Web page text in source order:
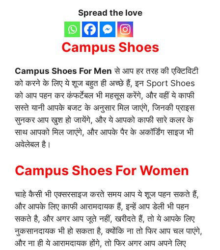
Spread the love
Campus Shoes
Campus Shoes For Men से आप हर तरह की एक्टिविटी
को करने के लिए ये शूज बहुत ही अच्छे हैं, इन Sport Shoes
को आप पहन कर कंफर्टेबल भी महसूस करेंगे, और वहीं ये काफी
सस्ते यानी आपके बजट के अनुसार मिल जाएंगे, जिनकी प्राइस
सुनकर आप खुश हो जायेंगे, और ये आपको काफी सारे कलर के
साथ आपको मिल जाएंगे, और आपके पैर के अकॉर्डिंग साइज भी
अवेलेबल है।
Campus Shoes ForWomen
चाहे कैसी भी एक्सरसाइज करते समय आप ये शूज पहन सकते हैं,
और आपके लिए काफी आरामदायक हैं, इन्हें आप डेली भी पहन
सकते है, और अगर आप जूते नहीं, खरीदते हैं, तो ये आपके लिए
नुकसानदायक भी हो सकता है, क्योंकि ना तो फिर आप चल पाएंगे,
और ना ही ये आरामदायक होंगे, तो फिर अगर आप अपने लिए